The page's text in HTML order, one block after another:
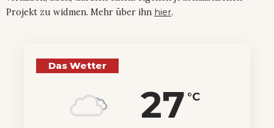
Projekt zu widmen. Mehr über ihn hier.
Das Wetter
27 °C